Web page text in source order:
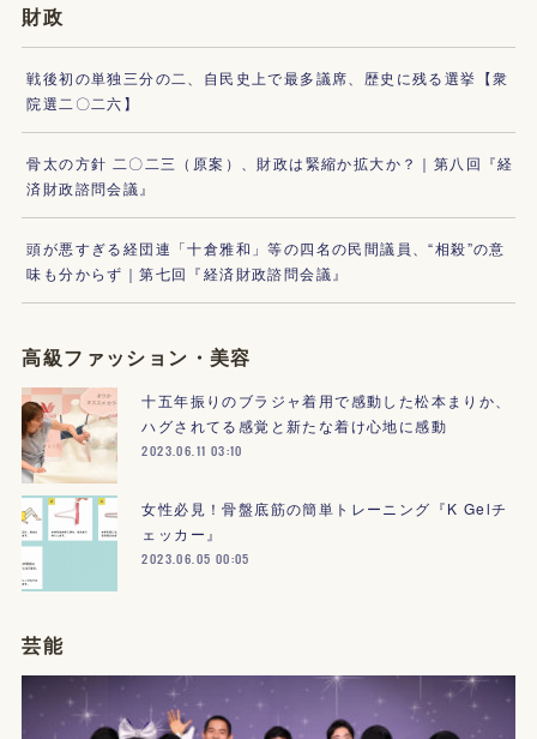
財政
戦後初の単独三分の二、自民史上で最多議席、歴史に残る選挙【衆
院選二〇二六】
骨太の方針 二〇二三（原案）、財政は緊縮か拡大か？｜第八回『経
済財政諮問会議』
頭が悪すぎる経団連「十倉雅和」等の四名の民間議員、“相殺”の意
味も分からず｜第七回『経済財政諮問会議』
高級ファッション・美容
十五年振りのブラジャ着用で感動した松本まりか、
ハグされてる感覚と新たな着け心地に感動
2023.06.11 03:10
女性必見！骨盤底筋の簡単トレーニング『K Gelチ
ェッカー』
2023.06.05 00:05
芸能